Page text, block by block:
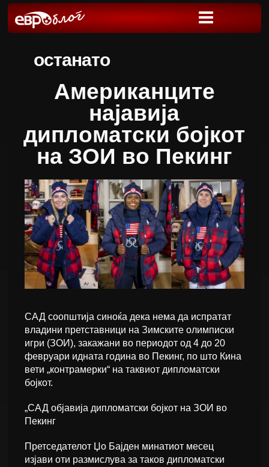
останато
Американците
најавија
дипломатски бојкот
на ЗОИ во Пекинг
САД соопштија синоќа дека нема да испратат
владини претставници на Зимските олимписки
игри (ЗОИ), закажани во периодот од 4 до 20
февруари идната година во Пекинг, по што Кина
вети „контрамерки“ на таквиот дипломатски
бојкот.
„САД објавија дипломатски бојкот на ЗОИ во
Пекинг
Претседателот Џо Бајден минатиот месец
изјави оти размислува за таков дипломатски